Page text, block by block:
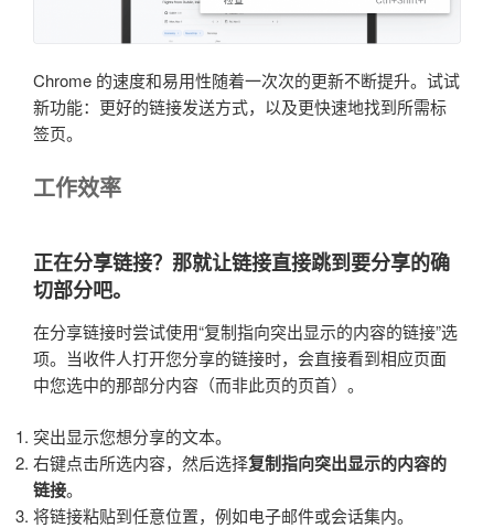
Chrome 的速度和易用性随着一次次的更新不断提升。试试
新功能：更好的链接发送方式，以及更快速地找到所需标
签页。
工作效率
正在分享链接？那就让链接直接跳到要分享的确
切部分吧。
在分享链接时尝试使用“复制指向突出显示的内容的链接”选
项。当收件人打开您分享的链接时，会直接看到相应页面
中您选中的那部分内容（而非此页的页首）。
突出显示您想分享的文本。
右键点击所选内容，然后选择复制指向突出显示的内容的
链接。
将链接粘贴到任意位置，例如电子邮件或会话集内。